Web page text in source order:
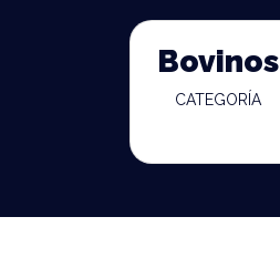
Bovinos
CATEGORÍA